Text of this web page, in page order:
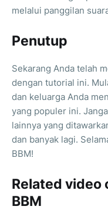
melalui panggilan
Penutup
Sekarang Anda telah
dengan tutorial ini.
dan keluarga Anda
yang populer ini.
lainnya yang
dan banyak lagi.
BBM!
Related video
BBM